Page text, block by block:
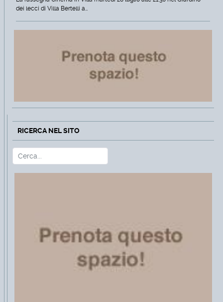
dei lecci di Villa Bertelli a…
RICERCA NEL SITO
Cerca Type 2 or more characters for